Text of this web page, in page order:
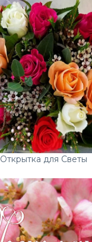
Открытка для Светы